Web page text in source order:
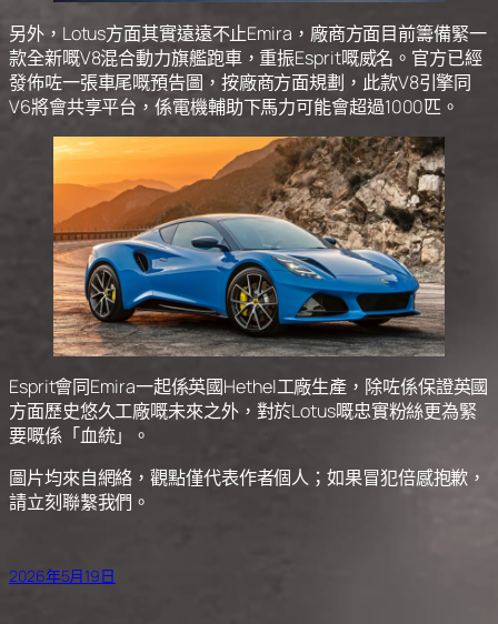
另外，Lotus方面其實遠遠不止Emira，廠商方面目前籌備緊一
款全新嘅V8混合動力旗艦跑車，重振Esprit嘅威名。官方已經
發佈咗一張車尾嘅預告圖，按廠商方面規劃，此款V8引擎同
V6將會共享平台，係電機輔助下馬力可能會超過1000匹。
Esprit會同Emira一起係英國Hethel工廠生產，除咗係保證英國
方面歷史悠久工廠嘅未來之外，對於Lotus嘅忠實粉絲更為緊
要嘅係「血統」。
圖片均來自網絡，觀點僅代表作者個人；如果冒犯倍感抱歉，
請立刻聯繫我們。
2026年5月19日